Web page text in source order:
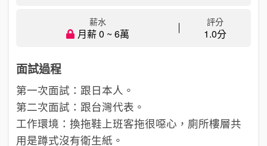
薪水
月薪 0 ~ 6萬
評分
1.0分
面試過程
第一次面試：跟日本人。
第二次面試：跟台灣代表。
工作環境：換拖鞋上班客拖很噁心，廁所樓層共
用是蹲式沒有衛生紙。